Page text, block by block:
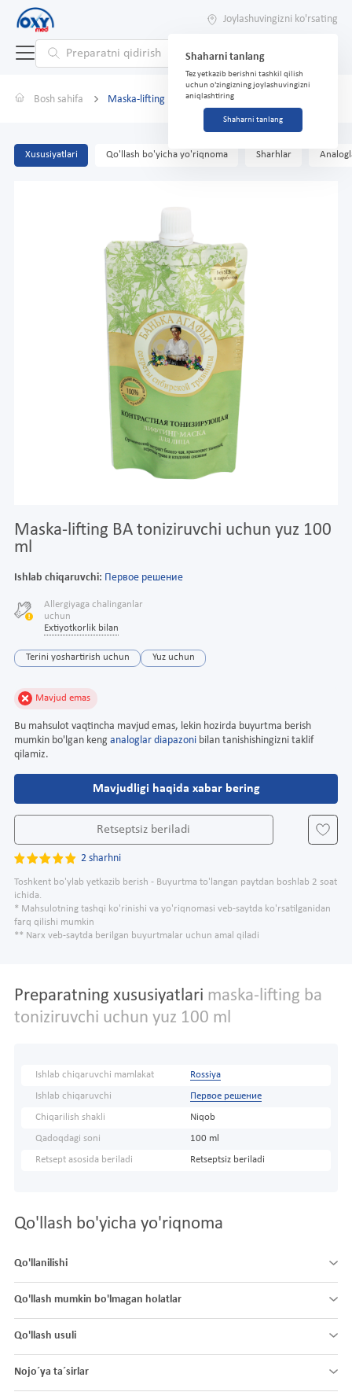
Joylashuvingizni ko'rsating
Shaharni tanlang
Tez yetkazib berishni tashkil qilish
uchun o'zingizning joylashuvingizni
aniqlashtiring
Shaharni tanlang
Bosh sahifa Maska-lifting BA toniziruvchi uchun yuz 100 ml
Xususiyatlari Qo'llash bo'yicha yo'riqnoma Sharhlar
Maska-lifting BA toniziruvchi uchun yuz 100
ml
Ishlab chiqaruvchi: Первое решение
Allergiyaga chalinganlar
uchun
Extiyotkorlik bilan
Terini yoshartirish uchun Yuz uchun
Mavjud emas
Bu mahsulot vaqtincha mavjud emas, lekin hozirda buyurtma berish
mumkin bo'lgan keng analoglar diapazoni bilan tanishishingizni taklif
qilamiz.
Mavjudligi haqida xabar bering
Retseptsiz beriladi
2 sharhni
Toshkent bo'ylab yetkazib berish - Buyurtma to'langan paytdan boshlab 2 soat
ichida.
* Mahsulotning tashqi ko'rinishi va yo'riqnomasi veb-saytda ko'rsatilganidan
farq qilishi mumkin
** Narx veb-saytda berilgan buyurtmalar uchun amal qiladi
Preparatning xususiyatlari maska-lifting ba
toniziruvchi uchun yuz 100 ml
Ishlab chiqaruvchi mamlakat Rossiya
Ishlab chiqaruvchi Первое решение
Chiqarilish shakli Niqob
Qadoqdagi soni 100 ml
Retsept asosida beriladi Retseptsiz beriladi
Qo'llash bo'yicha yo'riqnoma
Qo'llanilishi
Qo'llash mumkin bo'lmagan holatlar
Qo'llash usuli
Nojo´ya ta´sirlar